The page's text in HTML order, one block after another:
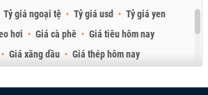
Tỷ giá ngoại tệ Tỷ giá usd
Tỷ giá yen
hơi Giá cà phê
Giá tiêu hôm nay
Giá xăng dầu
Giá thép hôm nay